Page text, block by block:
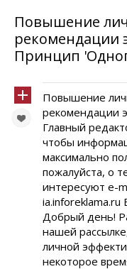
Повышение
рекомендации
Принцип
Повышение
рекомендации
Главный
чтобы
максимально
пожалуйста, о
интересуют e-
ia.inforeklama.ru
Добрый день!
нашей
личной
некоторое